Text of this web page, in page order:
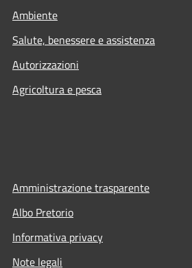
Ambiente
Salute, benessere e assistenza
Autorizzazioni
Agricoltura e pesca
Amministrazione trasparente
Albo Pretorio
Informativa privacy
Note legali